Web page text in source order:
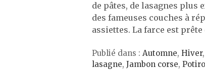
de pâtes, de lasagnes
des fameuses couches à
assiettes. La farce est
Publié dans : Automne, Hiver,
lasagne, Jambon corse,